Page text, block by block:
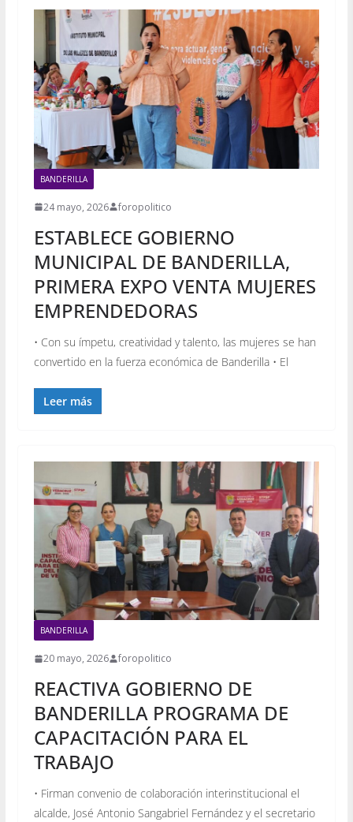
BANDERILLA
24 mayo, 2026 foropolitico
ESTABLECE GOBIERNO
MUNICIPAL DE BANDERILLA,
PRIMERA EXPO VENTA MUJERES
EMPRENDEDORAS
• Con su ímpetu, creatividad y talento, las mujeres se han
convertido en la fuerza económica de Banderilla • El
Leer más
BANDERILLA
20 mayo, 2026 foropolitico
REACTIVA GOBIERNO DE
BANDERILLA PROGRAMA DE
CAPACITACIÓN PARA EL
TRABAJO
• Firman convenio de colaboración interinstitucional el
alcalde, José Antonio Sangabriel Fernández y el secretario